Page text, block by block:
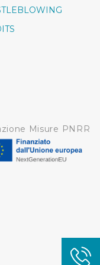
dei social
modo in cui
dati web,
combinare le
accetta di
per le finalità
i
destinatarie
indicata.
Misure PNRR